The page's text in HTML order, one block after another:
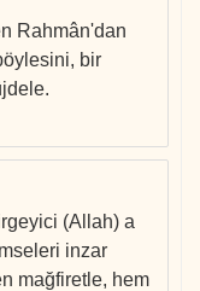
Rahmân'dan
bir
(Allah) a
inzar
mağfiretle, hem